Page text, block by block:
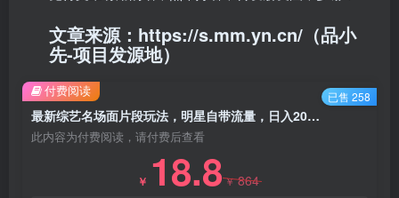
文章来源：https://s.mm.yn.cn/（品小
先-项目发源地）
最新综艺名场面片段玩法，明星自带流量，日入200+，小白可做 - 资源之家
此内容为付费阅读，请付费后查看
￥ 18.8￥864
付费阅读 已售 258